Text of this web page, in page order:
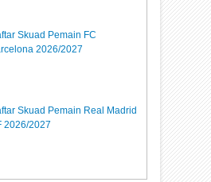
Skuad Pemain FC
2026/2027
Skuad Pemain Real Madrid
2026/2027